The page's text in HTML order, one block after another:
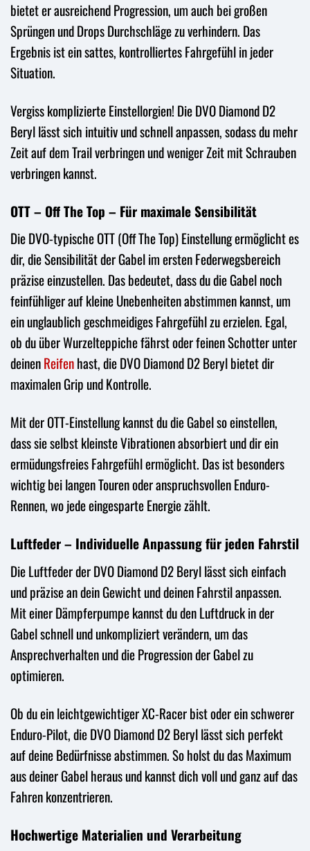
bietet er ausreichend Progression, um auch bei großen
Sprüngen und Drops Durchschläge zu verhindern. Das
Ergebnis ist ein sattes, kontrolliertes Fahrgefühl in jeder
Situation.
Vergiss komplizierte Einstellorgien! Die DVO Diamond D2
Beryl lässt sich intuitiv und schnell anpassen, sodass du mehr
Zeit auf dem Trail verbringen und weniger Zeit mit Schrauben
verbringen kannst.
OTT – Off The Top – Für maximale Sensibilität
Die DVO-typische OTT (Off The Top) Einstellung ermöglicht es
dir, die Sensibilität der Gabel im ersten Federwegsbereich
präzise einzustellen. Das bedeutet, dass du die Gabel noch
feinfühliger auf kleine Unebenheiten abstimmen kannst, um
ein unglaublich geschmeidiges Fahrgefühl zu erzielen. Egal,
ob du über Wurzelteppiche fährst oder feinen Schotter unter
deinenReifenhast, die DVO Diamond D2 Beryl bietet dir
maximalen Grip und Kontrolle.
Mit der OTT-Einstellung kannst du die Gabel so einstellen,
dass sie selbst kleinste Vibrationen absorbiert und dir ein
ermüdungsfreies Fahrgefühl ermöglicht. Das ist besonders
wichtig bei langen Touren oder anspruchsvollen Enduro-
Rennen, wo jede eingesparte Energie zählt.
Luftfeder – Individuelle Anpassung für jeden Fahrstil
Die Luftfeder der DVO Diamond D2 Beryl lässt sich einfach
und präzise an dein Gewicht und deinen Fahrstil anpassen.
Mit einer Dämpferpumpe kannst du den Luftdruck in der
Gabel schnell und unkompliziert verändern, um das
Ansprechverhalten und die Progression der Gabel zu
optimieren.
Ob du ein leichtgewichtiger XC-Racer bist oder ein schwerer
Enduro-Pilot, die DVO Diamond D2 Beryl lässt sich perfekt
auf deine Bedürfnisse abstimmen. So holst du das Maximum
aus deiner Gabel heraus und kannst dich voll und ganz auf das
Fahren konzentrieren.
Hochwertige Materialien und Verarbeitung